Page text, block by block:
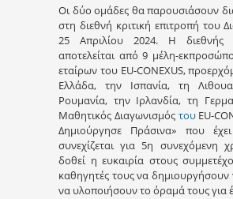
Οι δύο ομάδες θα παρουσιάσουν
στη διεθνή κριτική επιτροπή του
25 Απριλίου 2024. Η διεθνής
αποτελείται από 9 μέλη-
εταίρων του EU-CONEXUS,
Ελλάδα, την Ισπανία, τη
Ρουμανία, την Ιρλανδία, τη
Μαθητικός Διαγωνισμός τουEU-
Δημιούργησε Πράσινα» που
συνεχίζεται για 5η συνεχόμενη
δοθεί η ευκαιρία στους
καθηγητές τους να
να υλοποιήσουν το όραμά τους για